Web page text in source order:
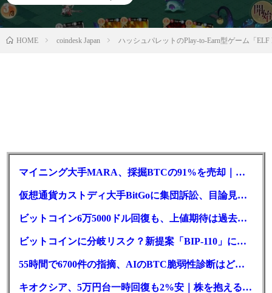
HOME coindesk Japan ハッシュパレットのPlay-to-Earn型ゲーム「ELF
マイニング大手MARA、採掘BTCの91%を売却｜純損失6億ドル
仮想通貨カストディ大手BitGoに集団訴訟、目論見書が争点に
ビットコイン6万5000ドル回復も、上値期待は過去最低の23%
ビットコインに分岐リスク？新提案「BIP-110」に期限迫る
55時間で6700件の指摘、AIのBTC脆弱性診断はどこまで本物か
キオクシア、5万円台一時回復も2%安｜株を抱える東芝は純利益30倍